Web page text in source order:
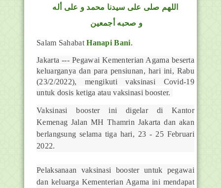
اللهم صلى على سيدنا محمد و على أله
و صحبه أجمعين
Salam Sahabat Hanapi Bani.
Jakarta --- Pegawai Kementerian Agama beserta
keluarganya dan para pensiunan, hari ini, Rabu
(23/2/2022), mengikuti vaksinasi Covid-19
untuk dosis ketiga atau vaksinasi booster.
Vaksinasi booster ini digelar di Kantor
Kemenag Jalan MH Thamrin Jakarta dan akan
berlangsung selama tiga hari, 23 - 25 Februari
2022.
Pelaksanaan vaksinasi booster untuk pegawai
dan keluarga Kementerian Agama ini mendapat